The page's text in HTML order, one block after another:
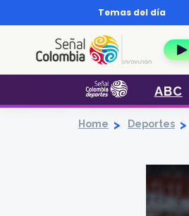
Pasar al contenido principal
Temas del día
Diccionario nariñense | Murió Leo Dan
ABC
Home Deportes